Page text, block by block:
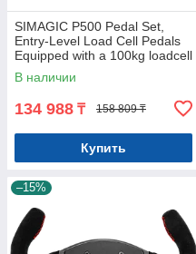
SIMAGIC P500 Pedal Set,
Entry-Level Load Cell Pedals
Equipped with a 100kg loadcell
and a Hall angle sensor. P
В наличии
134 988 ₸ 158 809 ₸
Купить
–15%